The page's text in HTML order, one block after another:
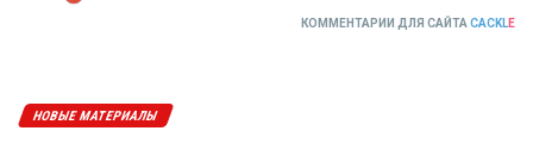
КОММЕНТАРИИ ДЛЯ САЙТА CACKLE
НОВЫЕ МАТЕРИАЛЫ